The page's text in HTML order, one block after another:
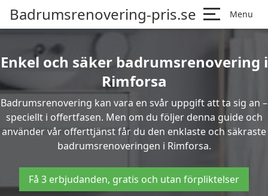
Badrumsrenovering-pris.se Menu
Enkel och säker badrumsrenovering i
Rimforsa
Badrumsrenovering kan vara en svår uppgift att ta sig an –
speciellt i offertfasen. Men om du följer denna guide och
använder vår offerttjänst får du den enklaste och säkraste
badrumsrenoveringen i Rimforsa.
Få 3 erbjudanden, gratis och utan förpliktelser